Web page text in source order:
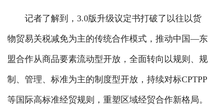
记者了解到，3.0版升级议定书打破了以往以货
物贸易关税减免为主的传统合作模式，推动中国—东
盟合作从商品要素流动型开放，全面转向以规则、规
制、管理、标准为主的制度型开放，持续对标CPTPP
等国际高标准经贸规则，重塑区域经贸合作新格局。